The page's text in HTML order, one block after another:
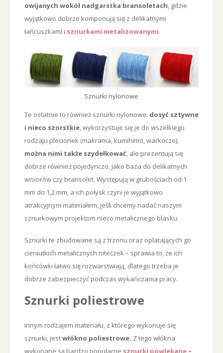
owijanych wokół nadgarstka bransoletach, gdzie
wyjątkowo dobrze komponują się z delikatnymi
łańcuszkami i sznurkami metalizowanymi.
Sznurki nylonowe
Te ostatnie to również sznurki nylonowe: dosyć sztywne
i nieco szorstkie, wykorzystuje się je do wszelkiego
rodzaju plecionek (makrama, kumihimo, warkocze),
można nimi także szydełkować, ale prezentują się
dobrze również pojedynczo, jako baza do delikatnych
wisiorów czy bransolet. Występują w grubościach od 1
mm do 1,2 mm, a ich połysk czyni je wyjątkowo
atrakcyjnym materiałem, jeśli chcemy nadać naszym
sznurkowym projektom nieco metalicznego blasku.
Sznurki te zbudowane są z trzonu oraz oplatających go
cieniutkich metalicznych niteczek – sprawia to, że ich
końcówki łatwo się rozwarstwiają, dlatego trzeba je
dobrze zabezpieczyć podczas wykańczania pracy.
Sznurki poliestrowe
Innym rodzajem materiału, z którego wykonuje się
sznurki, jestwłókno poliestrowe. Z tego włókna
wykonane są bardzo popularne sznurki powlekane–